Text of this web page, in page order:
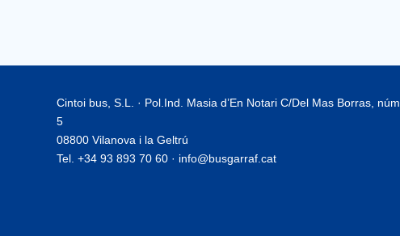
Cintoi bus, S.L. · Pol.Ind. Masia d’En Notari C/Del Mas Borras, núm
5
08800 Vilanova i la Geltrú
Tel. +34 93 893 70 60 · info@busgarraf.cat